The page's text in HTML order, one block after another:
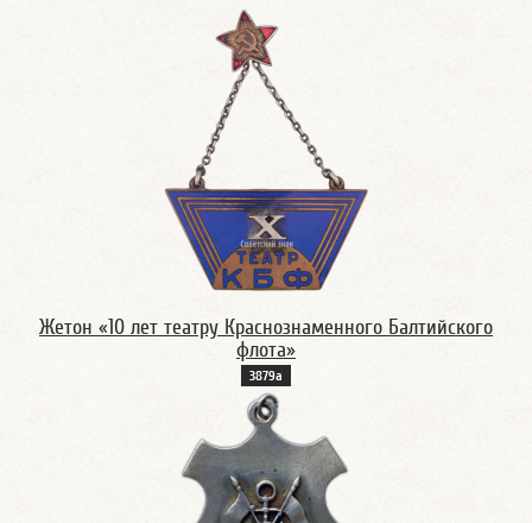
Жетон «10 лет театру Краснознаменного Балтийского
флота»
3879а